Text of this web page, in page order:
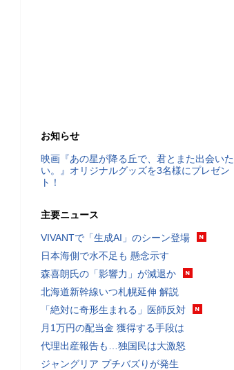
お知らせ
映画『あの星が降る丘で、君とまた出会いた
い。』オリジナルグッズを3名様にプレゼン
ト！
主要ニュース
VIVANTで「生成AI」のシーン登場
日本海側で水不足も 懸念示す
森喜朗氏の「影響力」が減退か
北海道新幹線いつ札幌延伸 解説
「絶対に奇形生まれる」医師反対
月1万円の配当金 獲得する手段は
代理出産報告も…独国民は大激怒
ジャングリア プチバズりが発生